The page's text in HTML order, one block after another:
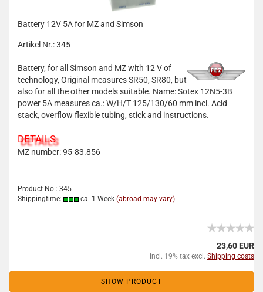
Battery 12V 5A for MZ and Simson
Artikel Nr.: 345
Battery, for all Simson and MZ with 12 V of
technology, Original measures SR50, SR80, but
also for all the other models suitable. Name: Sotex 12N5-3B
power 5A measures ca.: W/H/T 125/130/60 mm incl. Acid
stack, overflow flexible tubing, stick and instructions.
DETAILS
MZ number: 95-83.856
Product No.: 345
Shippingtime:
ca. 1 Week (abroad may vary)
23,60 EUR
incl. 19% tax excl. Shipping costs
SHOW PRODUCT